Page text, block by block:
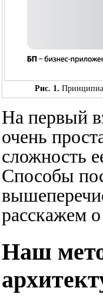
Рис. 1.
На первый
очень
сложность
Способы
расскажем
Наш